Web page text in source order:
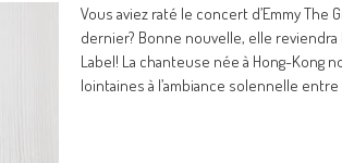
Vous aviez raté le concert d’Emmy The
dernier? Bonne nouvelle, elle reviendra
Label! La chanteuse née à Hong-Kong
lointaines à l’ambiance solennelle